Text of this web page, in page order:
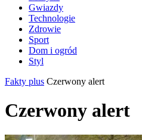
Gwiazdy
Technologie
Zdrowie
Sport
Dom i ogród
Styl
Fakty plus Czerwony alert
Czerwony alert